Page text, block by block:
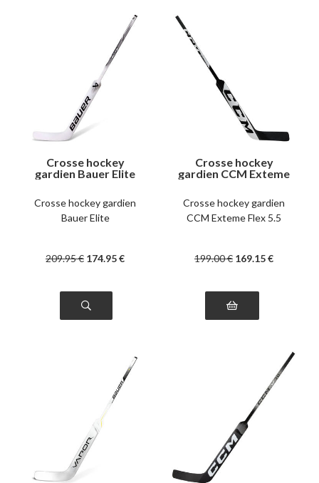
Crosse hockey
gardien Bauer Elite
Crosse hockey gardien
Bauer Elite
209.95€ 174.95€
Crosse hockey
gardien CCM Exteme
Crosse hockey gardien
CCM Exteme Flex 5.5
199.00€ 169.15€